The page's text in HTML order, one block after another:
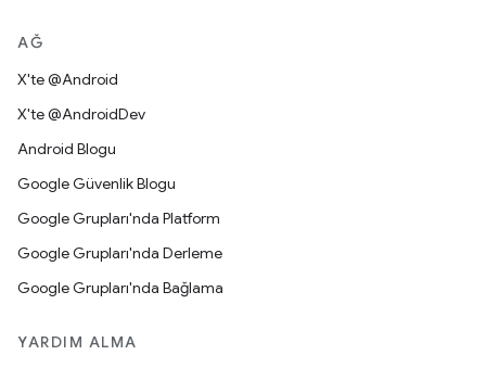
AĞ
X'te @Android
X'te @AndroidDev
Android Blogu
Google Güvenlik Blogu
Google Grupları'nda Platform
Google Grupları'nda Derleme
Google Grupları'nda Bağlama
YARDIM ALMA